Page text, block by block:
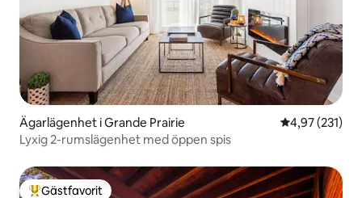
Ägarlägenhet i Grande Prairie 4,97 av 5 i
4,97 (231)
Lyxig 2-rumslägenhet med öppen spis
Gästfavorit